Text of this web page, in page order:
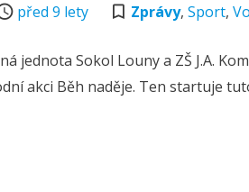
před 9 lety Zprávy,Sport,
jednota Sokol Louny a ZŠ J.A.
akci Běh naděje. Ten startuje